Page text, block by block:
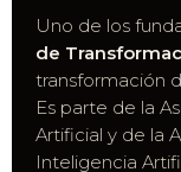
Uno de los
de
transformación
Es parte de la
Artificial y de la
Inteligencia